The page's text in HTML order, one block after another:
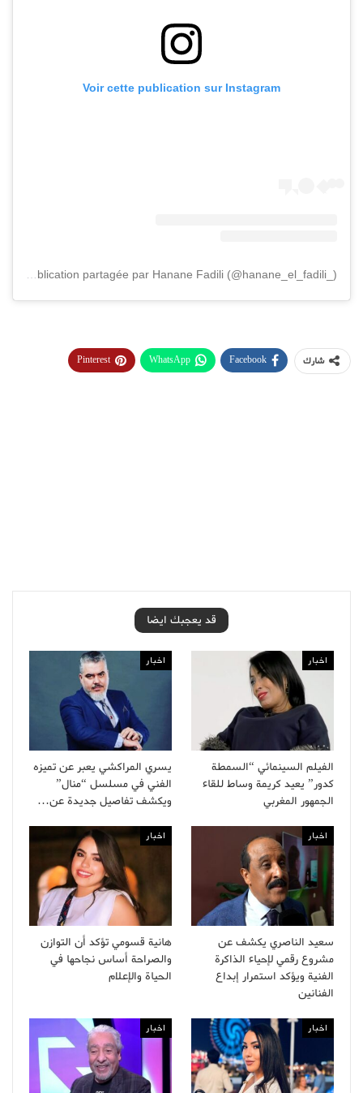
Voir cette publication sur Instagram
شارك Facebook
WhatsApp
Pinterest
قد يعجبك ايضا
اخبار
الفيلم السينمائي “السمطة
كدور” يعيد كريمة وساط للقاء
الجمهور المغربي
اخبار
يسري المراكشي يعبر عن تميزه
الفني في مسلسل “منال”
ويكشف تفاصيل جديدة عن…
اخبار
سعيد الناصري يكشف عن
مشروع رقمي لإحياء الذاكرة
الفنية ويؤكد استمرار إبداع
الفنانين
اخبار
هانية قسومي تؤكد أن التوازن
والصراحة أساس نجاحها في
الحياة والإعلام
اخبار اخبار